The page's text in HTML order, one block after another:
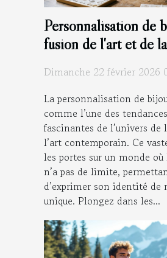
Personnalisation de
fusion de l'art et de
Dimanche 22 février 2026
La personnalisation de
comme l’une des
fascinantes de l’univers de
l’art contemporain. Ce
les portes sur un monde
n’a pas de limite,
d’exprimer son identité de
unique. Plongez dans les...